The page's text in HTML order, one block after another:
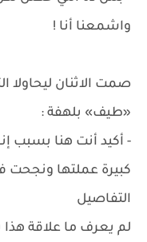
واشمعنا أنا !
صمت الاثنان ليحاولا
«طيف» بلهفة :
- أكيد أنت هنا بسبب
كبيرة عملتها ونجحت
التفاصيل
لم يعرف ما علاقة هذا